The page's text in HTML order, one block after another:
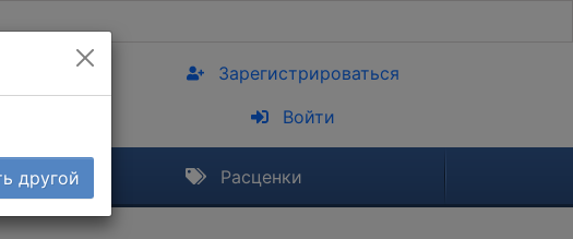
Зарегистрироваться
Войти
Расценки
другой